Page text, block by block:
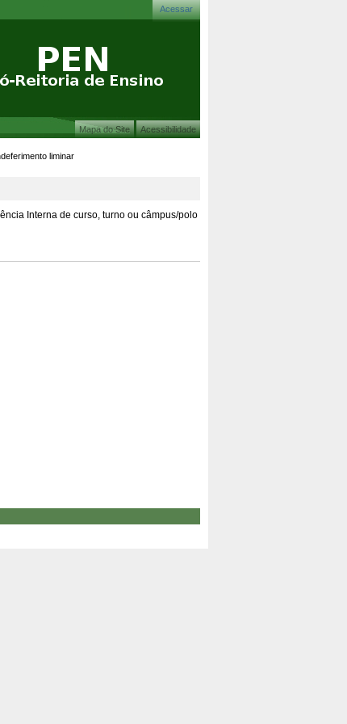
Acessar
Mapa do Site Acessibilidade
liminar
Interna de curso, turno ou câmpus/polo